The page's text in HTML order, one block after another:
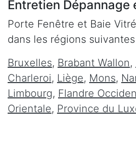
Entretien Dépannage
Porte Fenêtre et Baie
dans les régions
Bruxelles, Brabant Wallon,
Charleroi, Liège, Mons,
Limbourg, Flandre
Orientale, Province du